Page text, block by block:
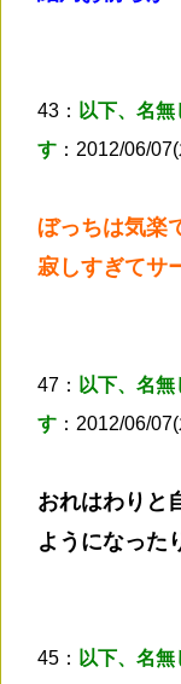
43： 以下、名
す ：2012/06/
ぼっちは気楽
寂しすぎてサ
47： 以下、名
す ：2012/06/
おれはわりと
ようになった
45： 以下、名